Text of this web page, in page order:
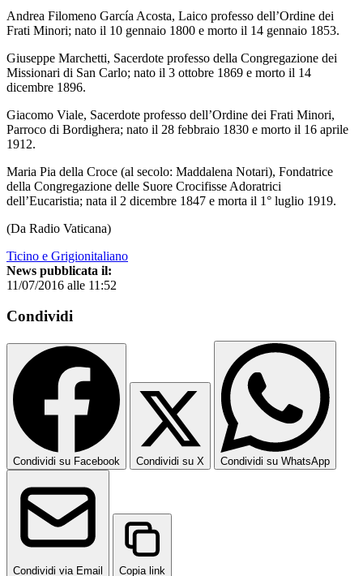
Andrea Filomeno García Acosta, Laico professo dell’Ordine dei
Frati Minori; nato il 10 gennaio 1800 e morto il 14 gennaio 1853.
Giuseppe Marchetti, Sacerdote professo della Congregazione dei
Missionari di San Carlo; nato il 3 ottobre 1869 e morto il 14
dicembre 1896.
Giacomo Viale, Sacerdote professo dell’Ordine dei Frati Minori,
Parroco di Bordighera; nato il 28 febbraio 1830 e morto il 16 aprile
1912.
Maria Pia della Croce (al secolo: Maddalena Notari), Fondatrice
della Congregazione delle Suore Crocifisse Adoratrici
dell’Eucaristia; nata il 2 dicembre 1847 e morta il 1° luglio 1919.
(Da Radio Vaticana)
Ticino e Grigionitaliano
News pubblicata il:
11/07/2016 alle 11:52
Condividi
Condividi su Facebook Condividi su X Condividi su WhatsApp
Condividi via Email
Copia link